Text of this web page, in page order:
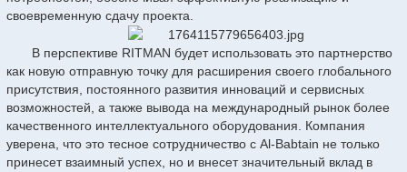
своевременную сдачу проекта.
В перспективе RITMAN будет использовать это партнерство
как новую отправную точку для расширения своего глобального
присутствия, постоянного развития инноваций и сервисных
возможностей, а также вывода на международный рынок более
качественного интеллектуального оборудования. Компания
уверена, что это тесное сотрудничество с Al-Babtain не только
принесет взаимный успех, но и внесет значительный вклад в